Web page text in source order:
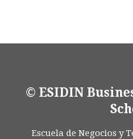
© ESIDIN
Escuela de Negocios y